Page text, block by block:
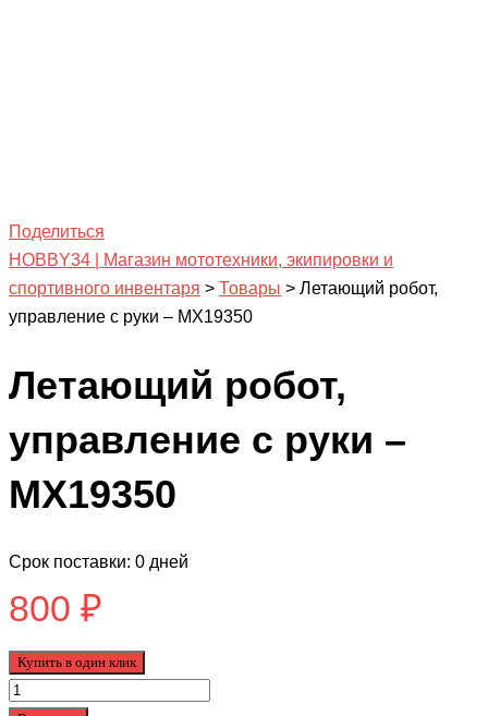
Поделиться
HOBBY34 | Магазин мототехники, экипировки и
спортивного инвентаря > Товары > Летающий робот,
управление с руки – MX19350
Летающий робот,
управление с руки –
MX19350
Срок поставки: 0 дней
800 ₽
Купить в один клик
Количество